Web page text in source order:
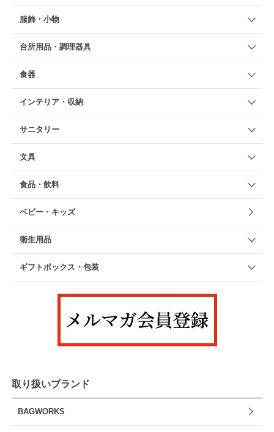
服飾・小物
台所用品・調理器具
食器
インテリア・収納
サニタリー
文具
食品・飲料
ベビー・キッズ
衛生用品
ギフトボックス・包装
取り扱いブランド
BAGWORKS